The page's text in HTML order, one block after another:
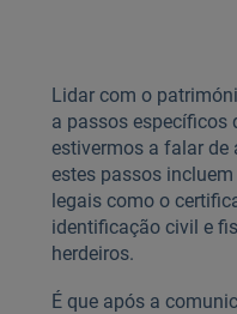
Lidar com o
a passos específicos
estivermos a falar de
estes passos
legais como o
identificação civil e
herdeiros.
É que após a